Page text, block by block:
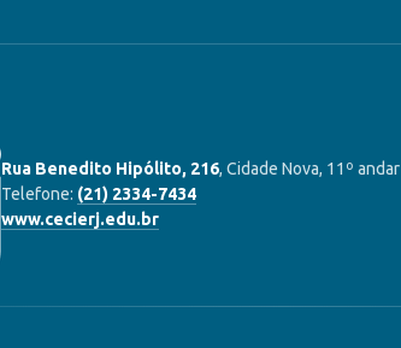
Rua Benedito Hipólito, 216, Cidade Nova, 11º andar
Telefone: (21) 2334-7434
www.cecierj.edu.br